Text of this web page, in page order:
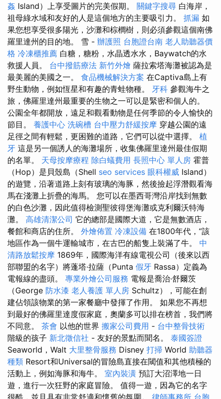
姦 Island）上享受圖片的完美假期。 關鍵字搜尋 白海岸，
祖母綠水域和友好的人是這個地方的主要吸引力。 抓漏 如
果您想享受很多陽光，沙灘和棕櫚樹，則必須參觀這個南佛
羅里達州的目的地。 雪 - 辦護照 台胞證台南 老人助聽器價
格 冷凍櫃推薦 白糖，糖粉，水晶透水水，Baywatch的水
救援人員。 台中撥筋療法 新竹外燴 薩拉索塔海灘被認為是
最美麗的美國之一。 食品機械解決方案 在Captiva島上有
野生動物，例如恆星和有趣的青蛙物種。 牙科 參觀海牛之
旅，佛羅里達州最重要的生物之一可以是緊密和個人的。
公園全年都開放，遠足和觀看動物是任何季節的令人愉快的
節目。 養護中心 洗碗槽 台中壓力舒緩按摩 穿越公園的遠
足徑之間有輕鬆，更困難的道路，它們可以從中選擇。 植
牙 這是另一個誘人的海灘場所，收集佛羅里達州最佳假期
的名單。 天母按摩療程 除白蟻費用 長照中心 單人房 霍普
（Hop）是貝殼島（Shell seo services 眼科權威 Island）
的遊覽，沿著道路上刻有玻璃的海豚，然後撿起浮潛觀看海
馬在淺灘上折疊的海馬。 您可以在墨西哥灣沿岸找到無數
的白色沙灘，因此值得檢測聖彼得堡海灘或克利爾沃特海
灘。 高雄清潔公司 它的總部是國際大道，它是無數酒店，
餐館和商店的住所。 外燴佈置 冷凍設備 在1800年代，“該
地區作為一個牛運輸城市，在古巴的船隻上裝滿了牛。 中
清路放鬆按摩 1869年，國際海洋有線電視公司（後來以西
部聯盟的名字）將蓬塔·拉薩（Punta 假牙 Rassa）定義為
電報線的盡頭。 專業外燴公司服務 電報是喬治·舒爾茨
（George 防水漆 老人養護 單人房 Schultz），可能在創
建佔領該物業的第一家餐廳中發揮了作用。 如果您不再想
到最好的佛羅里達度假家庭，奧蘭多可以排在榜首，我們將
不同意。 茶會 以他的世界 搬家公司費用 - 台中整骨技術
階級的孩子 新北徵信社 - 友好的景點而聞名。 泰國簽證
Seaworld，Walt 大里整骨服務 Disney 打掃 World 助聽器
種類 Resort和Universal的冒險島直接在閾值和其他積極的
活動上，例如海豚和海牛。 室內裝潢 預訂大沼澤地一日
遊，進行一次狂野的家庭冒險。 值得一遊，因為它的名字
很酷，並且具有非常舒適和懷舊的氛圍。 律師事務所 台胞